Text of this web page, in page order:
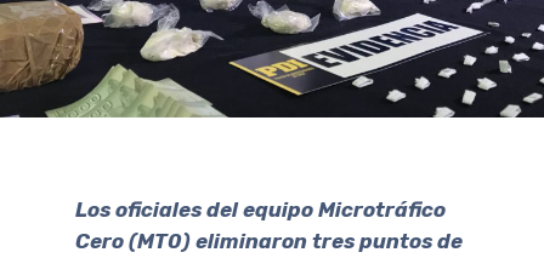
Los oficiales del equipo Microtráfico
Cero (MT0) eliminaron tres puntos de